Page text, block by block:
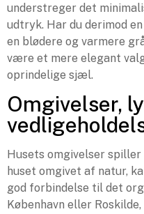
understreger det
udtryk. Har du derimod
en blødere og varmere
være et mere elegant
oprindelige sjæl.
Omgivelser,
Husets omgivelser
huset omgivet af natur,
god forbindelse til det
København eller